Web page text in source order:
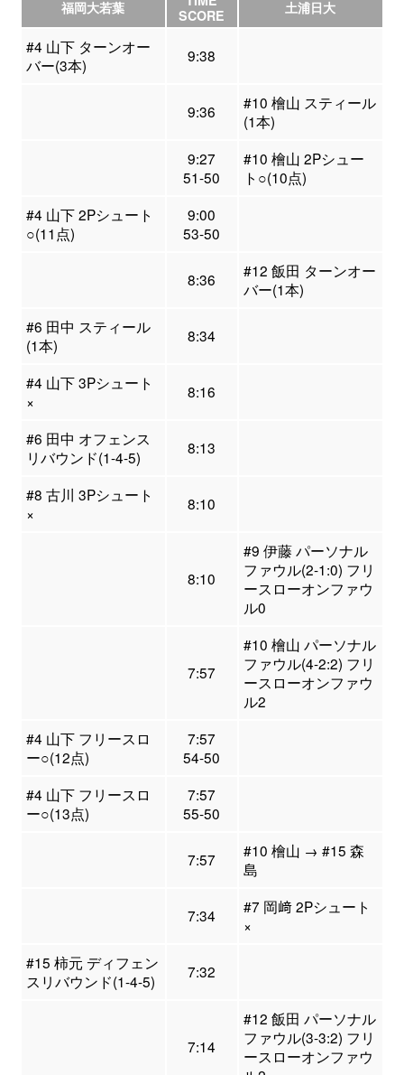
福岡大若葉
SCORE
土浦日大
#4 山下 ターンオー
バー(3本)
9:38
9:36
#10 檜山 スティール
(1本)
9:27
51-50
#10 檜山 2Pシュー
ト○(10点)
#4 山下 2Pシュート
○(11点)
9:00
53-50
8:36
#12 飯田 ターンオー
バー(1本)
#6 田中 スティール
(1本)
8:34
#4 山下 3Pシュート
×
8:16
#6 田中 オフェンス
リバウンド(1-4-5)
8:13
#8 古川 3Pシュート
×
8:10
8:10
#9 伊藤 パーソナル
ファウル(2-1:0) フリ
ースローオンファウ
ル0
7:57
#10 檜山 パーソナル
ファウル(4-2:2) フリ
ースローオンファウ
ル2
#4 山下 フリースロ
ー○(12点)
7:57
54-50
#4 山下 フリースロ
ー○(13点)
7:57
55-50
7:57
#10 檜山 → #15 森
島
7:34
#7 岡﨑 2Pシュート
×
#15 柿元 ディフェン
スリバウンド(1-4-5)
7:32
7:14
#12 飯田 パーソナル
ファウル(3-3:2) フリ
ースローオンファウ